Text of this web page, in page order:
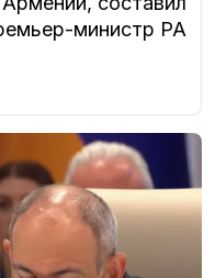
министр РА